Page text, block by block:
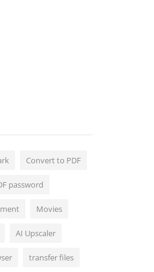
Convert to PDF
password
Movies
AI Upscaler
transfer files